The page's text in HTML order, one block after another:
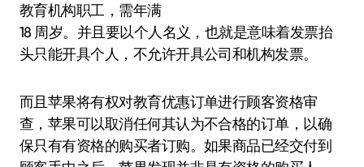
教育机构职工，需年满
18 周岁。并且要以个人名义，也就是意味着发票抬
头只能开具个人，不允许开具公司和机构发票。
而且苹果将有权对教育优惠订单进行顾客资格审
查，苹果可以取消任何其认为不合格的订单，以确
保只有有资格的购买者订购。如果商品已经交付到